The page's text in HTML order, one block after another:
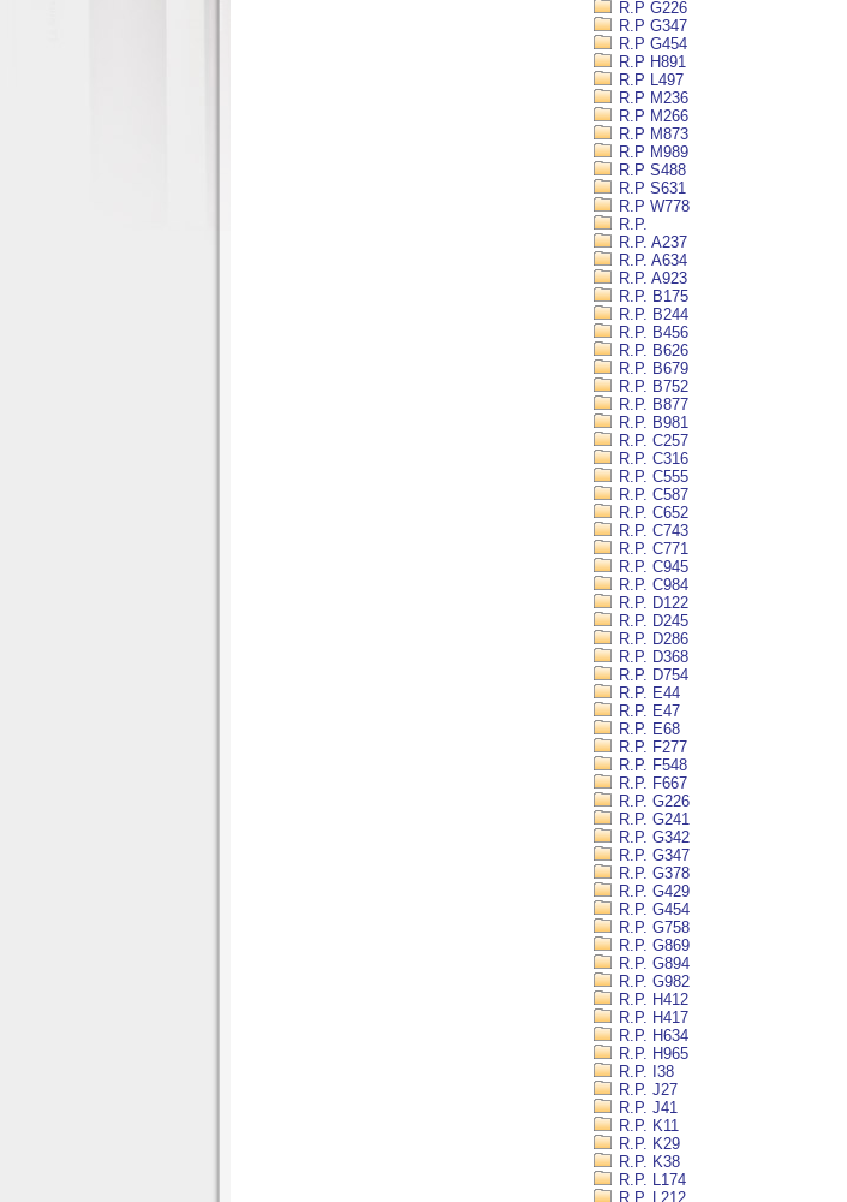
R.P G226
R.P G347
R.P G454
R.P H891
R.P L497
R.P M236
R.P M266
R.P M873
R.P M989
R.P S488
R.P S631
R.P W778
R.P.
R.P. A237
R.P. A634
R.P. A923
R.P. B175
R.P. B244
R.P. B456
R.P. B626
R.P. B679
R.P. B752
R.P. B877
R.P. B981
R.P. C257
R.P. C316
R.P. C555
R.P. C587
R.P. C652
R.P. C743
R.P. C771
R.P. C945
R.P. C984
R.P. D122
R.P. D245
R.P. D286
R.P. D368
R.P. D754
R.P. E44
R.P. E47
R.P. E68
R.P. F277
R.P. F548
R.P. F667
R.P. G226
R.P. G241
R.P. G342
R.P. G347
R.P. G378
R.P. G429
R.P. G454
R.P. G758
R.P. G869
R.P. G894
R.P. G982
R.P. H412
R.P. H417
R.P. H634
R.P. H965
R.P. I38
R.P. J27
R.P. J41
R.P. K11
R.P. K29
R.P. K38
R.P. L174
R.P. L212